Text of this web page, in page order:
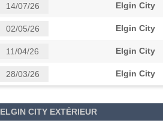
14/07/26 Elgin City
02/05/26 Elgin City
11/04/26 Elgin City
28/03/26 Elgin City
ELGIN CITY EXTÉRIEUR